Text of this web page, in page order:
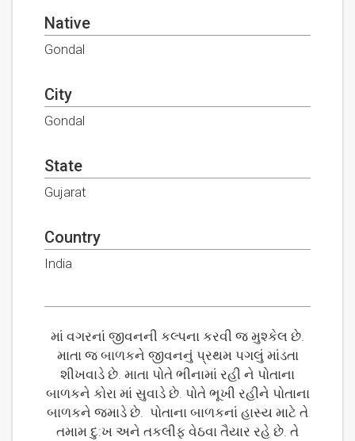
Native
Gondal
City
Gondal
State
Gujarat
Country
India
માં વગરનાં જીવનની કલ્પના કરવી જ મુશ્કેલ છે.
માતા જ બાળકને જીવનનું પ્રથમ પગલું માંડતા
શીખવાડે છે. માતા પોતે ભીનામાં રહી ને પોતાના
બાળકને કોરા માં સુવાડે છે. પોતે ભૂખી રહીને પોતાના
બાળકને જમાડે છે. પોતાના બાળકનાં હાસ્ય માટે તે
તમામ દુ:ખ અને તકલીફ વેઠવા તૈયાર રહે છે. તે